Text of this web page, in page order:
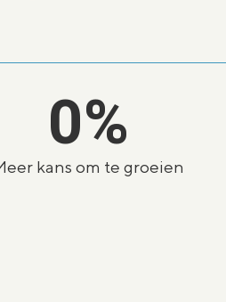
kans om te groeien​
0%